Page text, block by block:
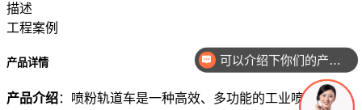
描述
工程案例
产品详情
产品介绍：喷粉轨道车是一种高效、多功能的工业喷涂设备，